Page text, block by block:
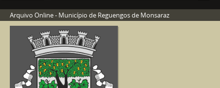
Arquivo Online - Município de Reguengos de Monsaraz